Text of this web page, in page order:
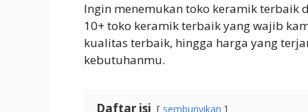
Ingin menemukan toko keramik terbaik
10+ toko keramik terbaik yang wajib
kualitas terbaik, hingga harga yang
kebutuhanmu.
Daftar isi sembunyikan